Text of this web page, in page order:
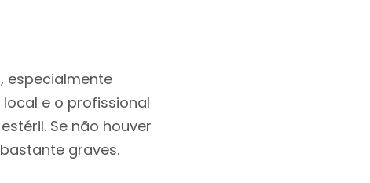
especialmente
e o profissional
Se não houver
graves.